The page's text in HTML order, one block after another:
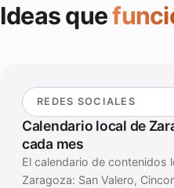
Ideas que
REDES SOCIALES
Calendario local de
cada mes
El calendario de contenidos
Zaragoza: San Valero,